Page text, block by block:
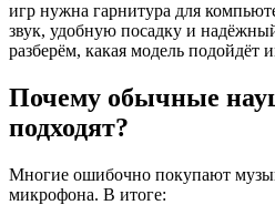
игр нужна гарнитура для
звук, удобную посадку и
разберём, какая модель подойдёт
Почему обычные
подходят?
Многие ошибочно покупают
микрофона. В итоге: